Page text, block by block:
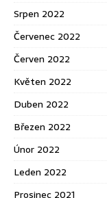
Srpen 2022
Červenec 2022
Červen 2022
Květen 2022
Duben 2022
Březen 2022
Únor 2022
Leden 2022
Prosinec 2021